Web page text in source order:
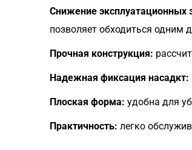
Снижение эксплуатационных
позволяет обходиться одним
Прочная конструкция:
Надежная фиксация насадкт:
Плоская форма: удобна для
Практичность: легко